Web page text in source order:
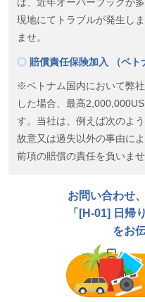
現地にてトラブルが発生し
ませ。
賠償責任保険加入 （ベト
※ベトナム国内において弊
した場合、最高
す。当社は、例えば次のよ
故意又は過失以外の事由に
前項の賠償の責任を負いま
お問い合わせ
「[H-01] 日帰
をお